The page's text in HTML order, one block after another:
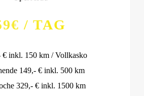
/ TAG
€ inkl. 150 km / Vollkasko
149,- € inkl. 500 km
329,- € inkl. 1500 km